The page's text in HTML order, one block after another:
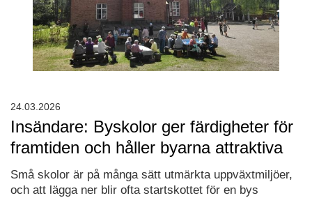
Insändare: Byskolor ger färdigheter för
framtiden och håller byarna attraktiva
Små skolor är på många sätt utmärkta uppväxtmiljöer,
och att lägga ner blir ofta startskottet för en bys
24.03.2026